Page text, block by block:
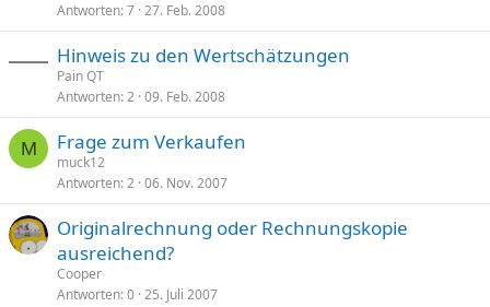
Antworten 7 27. Feb. 2008
Hinweis zu den Wertschätzungen
Pain QT
Antworten 2 09. Feb. 2008
M Frage zum Verkaufen
muck12
Antworten 2 06. Nov. 2007
Originalrechnung oder Rechnungskopie
ausreichend?
Cooper
Antworten 0 25. Juli 2007